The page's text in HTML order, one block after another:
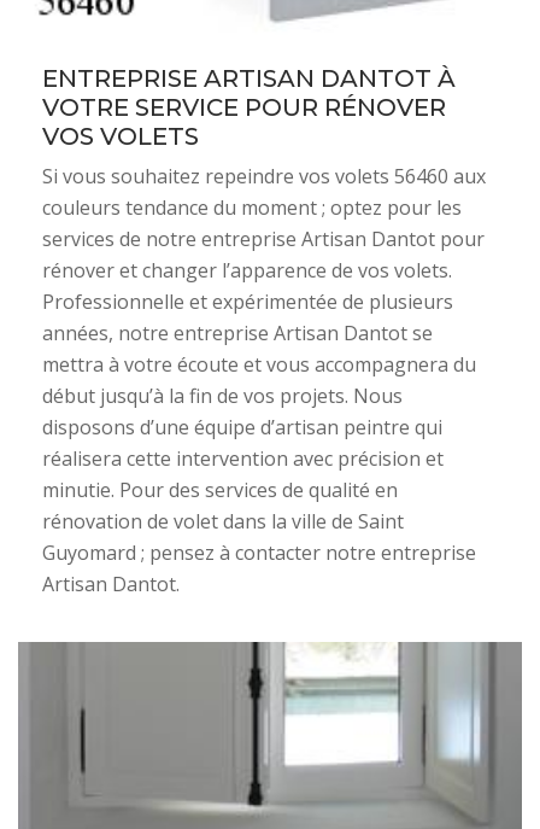
ENTREPRISE ARTISAN DANTOT À
VOTRE SERVICE POUR RÉNOVER
VOS VOLETS
Si vous souhaitez repeindre vos volets 56460 aux
couleurs tendance du moment ; optez pour les
services de notre entreprise Artisan Dantot pour
rénover et changer l’apparence de vos volets.
Professionnelle et expérimentée de plusieurs
années, notre entreprise Artisan Dantot se
mettra à votre écoute et vous accompagnera du
début jusqu’à la fin de vos projets. Nous
disposons d’une équipe d’artisan peintre qui
réalisera cette intervention avec précision et
minutie. Pour des services de qualité en
rénovation de volet dans la ville de Saint
Guyomard ; pensez à contacter notre entreprise
Artisan Dantot.